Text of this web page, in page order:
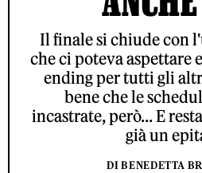
Il finale si chiude con
che ci poteva aspettare
ending per tutti gli
bene che le
incastrate, però... E
già un
DI BENEDETTA